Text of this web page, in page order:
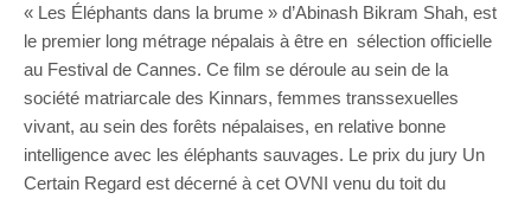
« Les Éléphants dans la brume » d’Abinash Bikram Shah, est
le premier long métrage népalais à être en sélection officielle
au Festival de Cannes. Ce film se déroule au sein de la
société matriarcale des Kinnars, femmes transsexuelles
vivant, au sein des forêts népalaises, en relative bonne
intelligence avec les éléphants sauvages. Le prix du jury Un
Certain Regard est décerné à cet OVNI venu du toit du